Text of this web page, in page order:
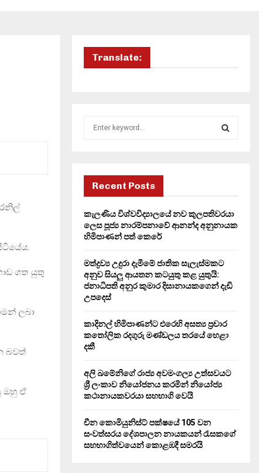
ගත යුතු
ලබා
බවත්
ඔහු ඒ
Translate:
f
r
:
R
Recent Posts
කැලණිය විශ්වවිද්‍යාලයේ නව කුලපතිවරයා
ලෙස පූජ්‍ය නාරම්පනාවේ ආනන්ද අනුනායක
හිමිපාණන් පත් කෙරේ
මත්ද්‍රව්‍ය උදුරා දැමීමේ ජාතික සැලැස්මකට
අනුව සියලු ආයතන කටයුතු කළ යුතුයි:
ජනාධිපති අනුර කුමාර දිසානායකගෙන් දැඩි
උපදෙස්
කාදිනල් හිමිපාණන්ට එරෙහි අසත්‍ය ප්‍රචාර
කතෝලික රදගුරු මණ්ඩලය තරයේ හෙළා
දකී
අලි ඛමේනිගේ රාජ්‍ය අවමංගල්‍ය උත්සවයට
ශ්‍රී ලංකාව නියෝජනය කරමින් නියෝජ්‍ය
කථානායකවරයා සහභාගි වෙයි
චීන කොමියුනිස්ට් පක්ෂයේ 105 වන
සංවත්සරය දේශපාලන නායකයන් රැසකගේ
සහභාගිත්වයෙන් කොළඹදී සමරයි